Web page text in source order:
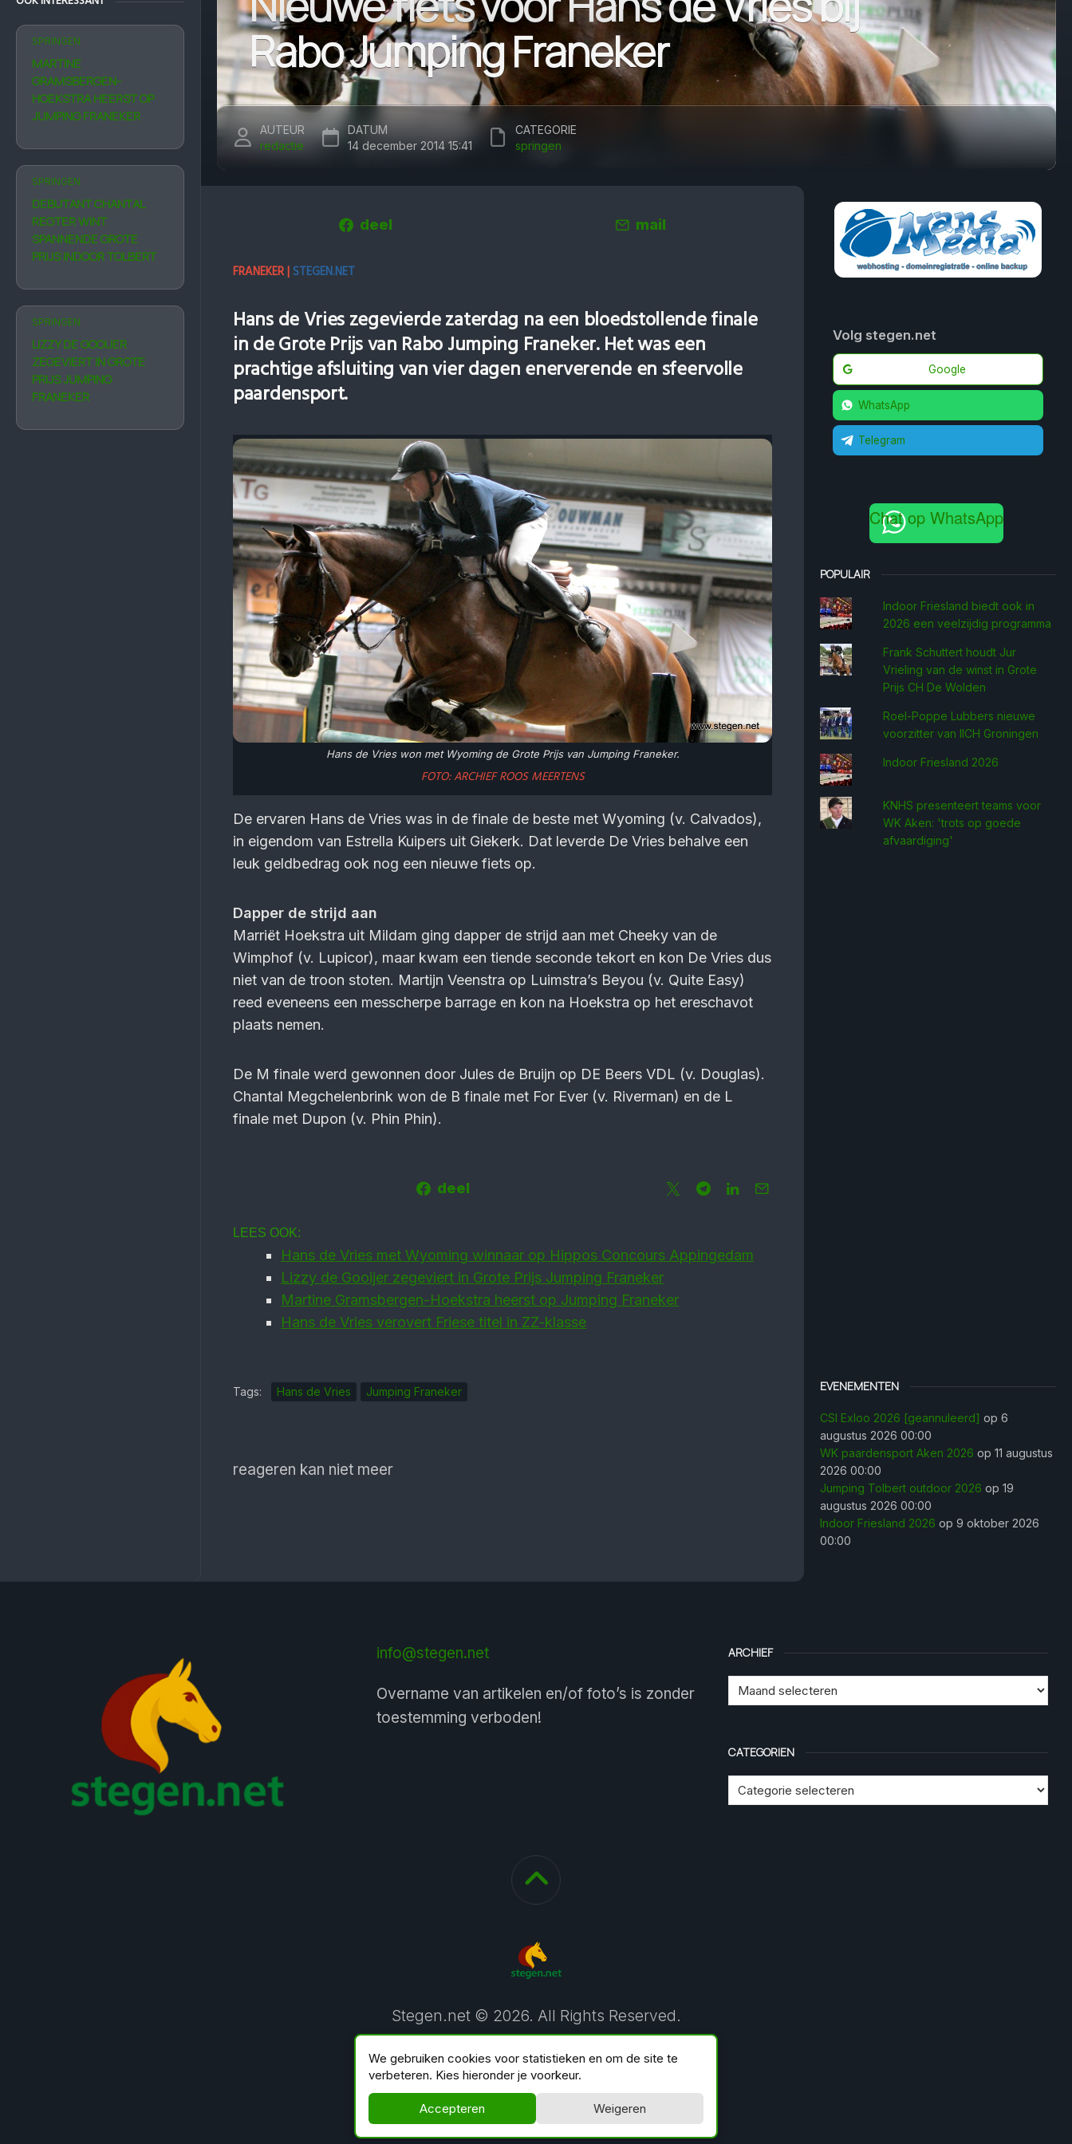
SPRINGEN
MARTINE
GRAMSBERGEN-
HOEKSTRA HEERST OP
JUMPING FRANEKER
SPRINGEN
DEBUTANT CHANTAL
REGTER WINT
SPANNENDE GROTE
PRIJS INDOOR TOLBERT
SPRINGEN
LIZZY DE GOOIJER
ZEGEVIERT IN GROTE
PRIJS JUMPING
FRANEKER
Rabo Jumping Franeker
AUTEUR
redactie
DATUM
14 december 2014 15:41
CATEGORIE
springen
deel mail
FRANEKER | STEGEN.NET
Hans de Vries zegevierde zaterdag na een bloedstollende finale
in de Grote Prijs van Rabo Jumping Franeker. Het was een
prachtige afsluiting van vier dagen enerverende en sfeervolle
paardensport.
Hans de Vries won met Wyoming de Grote Prijs van Jumping Franeker.
FOTO: ARCHIEF ROOS MEERTENS
De ervaren Hans de Vries was in de finale de beste met Wyoming (v. Calvados),
in eigendom van Estrella Kuipers uit Giekerk. Dat leverde De Vries behalve een
leuk geldbedrag ook nog een nieuwe fiets op.
Dapper de strijd aan
Marriët Hoekstra uit Mildam ging dapper de strijd aan met Cheeky van de
Wimphof (v. Lupicor), maar kwam een tiende seconde tekort en kon De Vries dus
niet van de troon stoten. Martijn Veenstra op Luimstra’s Beyou (v. Quite Easy)
reed eveneens een messcherpe barrage en kon na Hoekstra op het ereschavot
plaats nemen.
De M finale werd gewonnen door Jules de Bruijn op DE Beers VDL (v. Douglas).
Chantal Megchelenbrink won de B finale met For Ever (v. Riverman) en de L
finale met Dupon (v. Phin Phin).
deel
LEES OOK:
Hans de Vries met Wyoming winnaar op Hippos Concours Appingedam
Lizzy de Gooijer zegeviert in Grote Prijs Jumping Franeker
Martine Gramsbergen-Hoekstra heerst op Jumping Franeker
Hans de Vries verovert Friese titel in ZZ-klasse
Tags: Hans de Vries Jumping Franeker
reageren kan niet meer
Volg stegen.net
Google
WhatsApp
Telegram
Chat op WhatsApp
POPULAIR
Indoor Friesland biedt ook in
2026 een veelzijdig programma
Frank Schuttert houdt Jur
Vrieling van de winst in Grote
Prijs CH De Wolden
Roel-Poppe Lubbers nieuwe
voorzitter van IICH Groningen
Indoor Friesland 2026
KNHS presenteert teams voor
WK Aken: 'trots op goede
afvaardiging'
EVENEMENTEN
CSI Exloo 2026 [geannuleerd] op 6
augustus 2026 00:00
WK paardensport Aken 2026 op 11 augustus
2026 00:00
Jumping Tolbert outdoor 2026 op 19
augustus 2026 00:00
Indoor Friesland 2026 op 9 oktober 2026
00:00
info@stegen.net
Overname van artikelen en/of foto’s is zonder
toestemming verboden!
ARCHIEF
CATEGORIEN
Stegen.net © 2026. All Rights Reserved.
We gebruiken cookies voor statistieken en om de site te
verbeteren. Kies hieronder je voorkeur.
Accepteren Weigeren